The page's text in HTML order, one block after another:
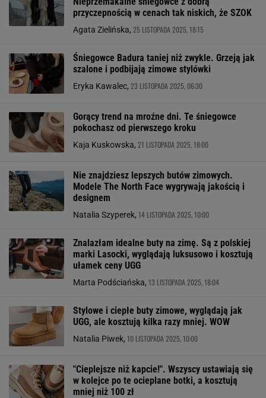
przyczepnością w cenach tak niskich, że SZOK
Agata Zielińska, 25 LISTOPADA 2025, 18:15
Śniegowce Badura taniej niż zwykle. Grzeją jak
szalone i podbijają zimowe stylówki
Eryka Kawalec, 23 LISTOPADA 2025, 06:30
Gorący trend na mroźne dni. Te śniegowce
pokochasz od pierwszego kroku
Kaja Kuskowska, 21 LISTOPADA 2025, 18:00
Nie znajdziesz lepszych butów zimowych.
Modele The North Face wygrywają jakością i
designem
Natalia Szyperek, 14 LISTOPADA 2025, 10:00
Znalazłam idealne buty na zimę. Są z polskiej
marki Lasocki, wyglądają luksusowo i kosztują
ułamek ceny UGG
Marta Podściańska, 13 LISTOPADA 2025, 18:04
Stylowe i ciepłe buty zimowe, wyglądają jak
UGG, ale kosztują kilka razy mniej. WOW
Natalia Piwek, 10 LISTOPADA 2025, 10:00
"Cieplejsze niż kapcie!". Wszyscy ustawiają się
w kolejce po te ocieplane botki, a kosztują
mniej niż 100 zł